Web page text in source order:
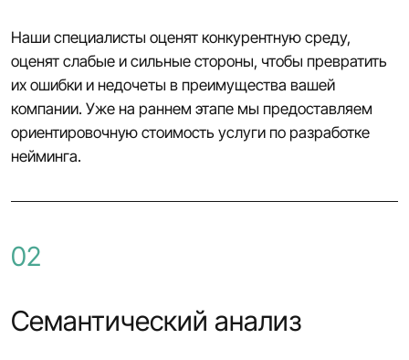
Наши специалисты оценят конкурентную среду,
оценят слабые и сильные стороны, чтобы превратить
их ошибки и недочеты в преимущества вашей
компании. Уже на раннем этапе мы предоставляем
ориентировочную стоимость услуги по разработке
нейминга.
02
Семантический анализ